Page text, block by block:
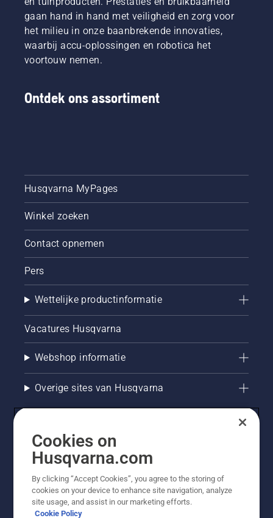
gaan hand in hand met veiligheid en zorg voor
het milieu in onze baanbrekende innovaties,
waarbij accu-oplossingen en robotica het
voortouw nemen.
Ontdek ons assortiment
Husqvarna MyPages
Winkel zoeken
Contact opnemen
Pers
Wettelijke productinformatie
Vacatures Husqvarna
Webshop informatie
Overige sites van Husqvarna
Cookies on
Husqvarna.com
By clicking “Accept Cookies”, you agree to the storing of
cookies on your device to enhance site navigation, analyze
site usage, and assist in our marketing efforts.
Cookie Policy